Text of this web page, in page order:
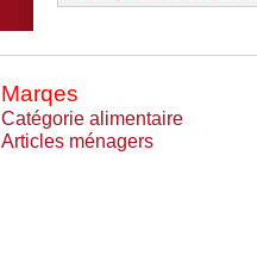
Marqes
Catégorie alimentaire
Articles ménagers